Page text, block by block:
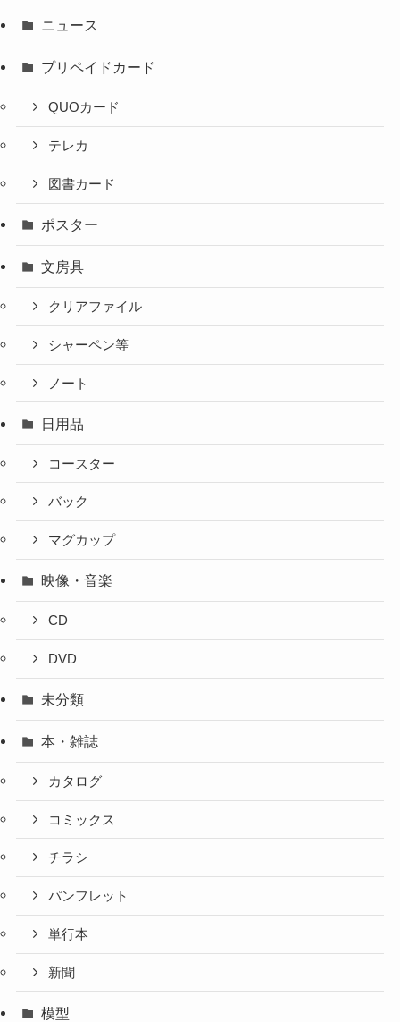
ニュース
プリペイドカード
QUOカード
テレカ
図書カード
ポスター
文房具
クリアファイル
シャーペン等
ノート
日用品
コースター
バック
マグカップ
映像・音楽
CD
DVD
未分類
本・雑誌
カタログ
コミックス
チラシ
パンフレット
単行本
新聞
模型